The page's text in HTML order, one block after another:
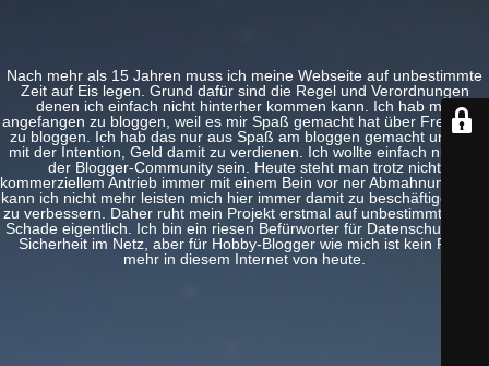
Nach mehr als 15 Jahren muss ich meine Webseite auf unbestimmte
Zeit auf Eis legen. Grund dafür sind die Regel und Verordnungen
denen ich einfach nicht hinterher kommen kann. Ich hab mal
angefangen zu bloggen, weil es mir Spaß gemacht hat über Freeware
zu bloggen. Ich hab das nur aus Spaß am bloggen gemacht und nie
mit der Intention, Geld damit zu verdienen. Ich wollte einfach nur Teil
der Blogger-Community sein. Heute steht man trotz nicht
kommerziellem Antrieb immer mit einem Bein vor ner Abmahnung. Das
kann ich nicht mehr leisten mich hier immer damit zu beschäftigen und
zu verbessern. Daher ruht mein Projekt erstmal auf unbestimmte Zeit.
Schade eigentlich. Ich bin ein riesen Befürworter für Datenschutz und
Sicherheit im Netz, aber für Hobby-Blogger wie mich ist kein Platz
mehr in diesem Internet von heute.